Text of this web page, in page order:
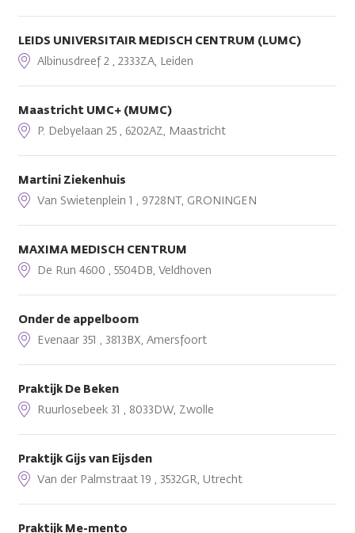
LEIDS UNIVERSITAIR MEDISCH CENTRUM (LUMC)
Albinusdreef 2 , 2333ZA, Leiden
Maastricht UMC+ (MUMC)
P. Debyelaan 25 , 6202AZ, Maastricht
Martini Ziekenhuis
Van Swietenplein 1 , 9728NT, GRONINGEN
MAXIMA MEDISCH CENTRUM
De Run 4600 , 5504DB, Veldhoven
Onder de appelboom
Evenaar 351 , 3813BX, Amersfoort
Praktijk De Beken
Ruurlosebeek 31 , 8033DW, Zwolle
Praktijk Gijs van Eijsden
Van der Palmstraat 19 , 3532GR, Utrecht
Praktijk Me-mento